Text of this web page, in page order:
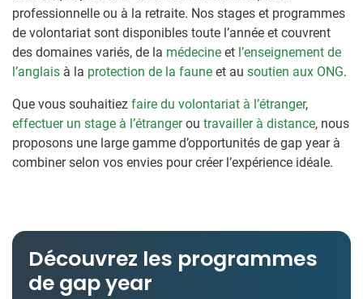
professionnelle ou à la retraite. Nos stages et programmes
de volontariat sont disponibles toute l’année et couvrent
des domaines variés, de la médecine et l’enseignement de
l’anglais à la protection de la faune et au soutien aux ONG.
Que vous souhaitiez faire du volontariat à l’étranger,
effectuer un stage à l’étrangerou travailler à distance, nous
proposons une large gamme d’opportunités de gap year à
combiner selon vos envies pour créer l’expérience idéale.
Découvrez les programmes
de gap year